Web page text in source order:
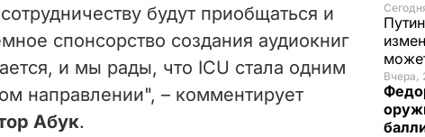
будут приобщаться и
спонсорство создания аудиокниг
и мы рады, что ICU стала одним
направлении", – комментирует
Абук.
Вчера,